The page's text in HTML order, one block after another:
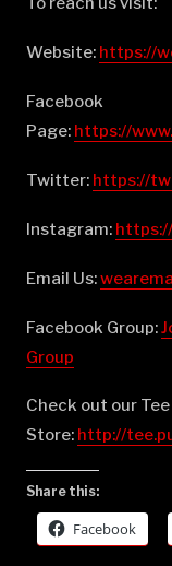
Website: ⁠⁠⁠⁠⁠⁠⁠⁠⁠⁠⁠⁠⁠⁠⁠⁠⁠⁠⁠⁠⁠⁠⁠⁠⁠⁠⁠⁠⁠⁠⁠⁠⁠⁠⁠⁠⁠⁠⁠⁠⁠⁠⁠⁠⁠⁠⁠⁠https://
Facebook
Page: ⁠⁠⁠⁠⁠⁠⁠⁠⁠⁠⁠⁠⁠⁠⁠⁠⁠⁠⁠⁠⁠⁠⁠⁠⁠⁠⁠⁠⁠⁠⁠⁠⁠⁠⁠⁠⁠⁠⁠⁠⁠⁠⁠⁠⁠⁠⁠⁠https://
Twitter: ⁠⁠⁠⁠⁠⁠⁠⁠⁠⁠⁠⁠⁠⁠⁠⁠⁠⁠⁠⁠⁠⁠⁠⁠⁠⁠⁠⁠⁠⁠⁠⁠⁠⁠⁠⁠⁠⁠⁠⁠⁠⁠⁠⁠⁠⁠⁠⁠https://
Instagram:
Email Us:
Facebook Group:
Group⁠⁠⁠⁠⁠⁠⁠⁠⁠⁠⁠⁠⁠⁠⁠⁠⁠⁠⁠⁠⁠⁠⁠⁠⁠⁠⁠⁠⁠⁠⁠⁠⁠⁠⁠⁠⁠⁠⁠⁠⁠⁠⁠⁠⁠⁠⁠⁠
Check out our
Store: ⁠⁠⁠⁠⁠⁠⁠⁠⁠⁠⁠⁠⁠⁠⁠⁠⁠⁠⁠⁠⁠⁠⁠⁠⁠⁠⁠⁠⁠⁠⁠⁠⁠⁠⁠⁠⁠⁠⁠⁠⁠⁠⁠⁠⁠⁠⁠⁠http://
Share this:
Facebook